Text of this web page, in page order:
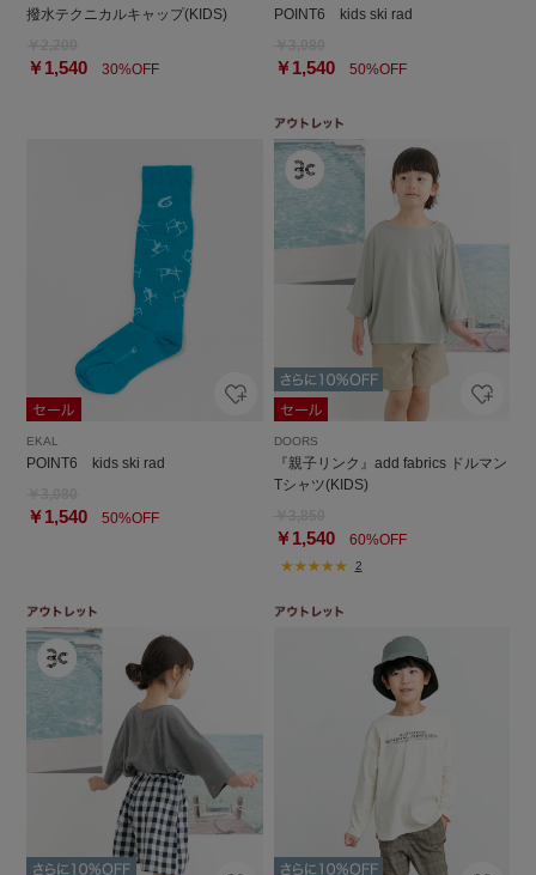
撥水テクニカルキャップ(KIDS)
￥1,540 30%OFF
POINT6 kids ski rad
￥1,54050%OFF
EKAL
POINT6 kids ski rad
￥1,540 50%OFF
DOORS
『親子リンク』add fabrics ドルマン
Tシャツ(KIDS)
￥1,54060%OFF
2